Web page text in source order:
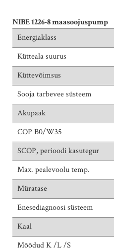
NIBE 1226-8 maasoojuspump
Energiaklass
Kütteala suurus
Küttevõimsus
Sooja tarbevee süsteem
Akupaak
COP B0/W35
SCOP, perioodi kasutegur
Max. pealevoolu temp.
Müratase
Enesediagnoosi süsteem
Kaal
Mõõdud K /L /S